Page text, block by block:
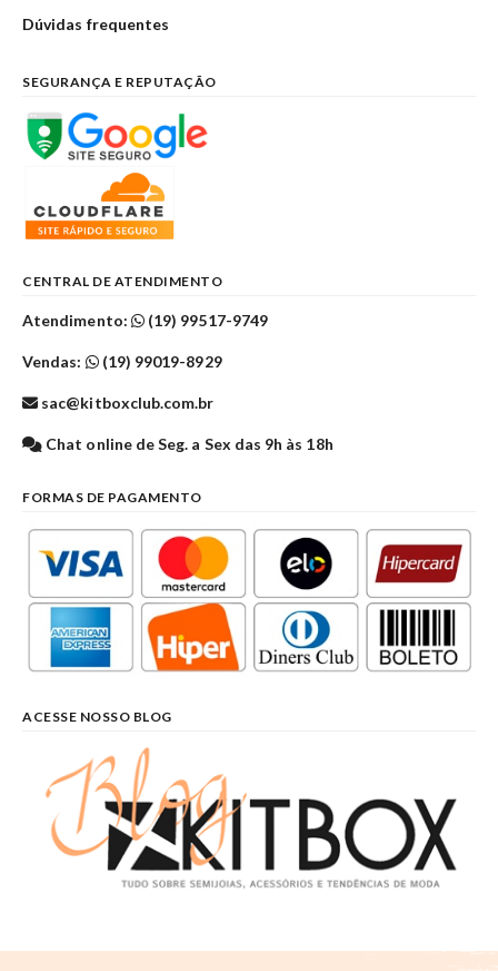
Dúvidas frequentes
SEGURANÇA E REPUTAÇÃO
CENTRAL DE ATENDIMENTO
Atendimento: (19) 99517-9749
Vendas: (19) 99019-8929
sac@kitboxclub.com.br
Chat online de Seg. a Sex das 9h às 18h
FORMAS DE PAGAMENTO
ACESSE NOSSO BLOG